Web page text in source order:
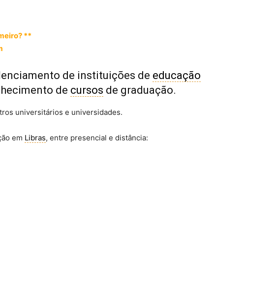
**
de instituições de educação
de cursos de graduação.
universitários e universidades.
em Libras, entre presencial e distância: